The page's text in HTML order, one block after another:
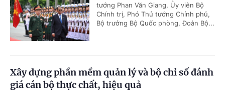
tướng Phan Văn Giang, Ủy viên Bộ
Chính trị, Phó Thủ tướng Chính phủ,
Bộ trưởng Bộ Quốc phòng, Đoàn Bộ...
Xây dựng phần mềm quản lý và bộ chỉ số đánh
giá cán bộ thực chất, hiệu quả